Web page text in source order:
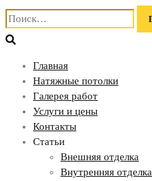
Найти:
Главная
Натяжные потолки
Галерея работ
Услуги и цены
Контакты
Статьи
Внешняя отделка
Внутренняя отделка